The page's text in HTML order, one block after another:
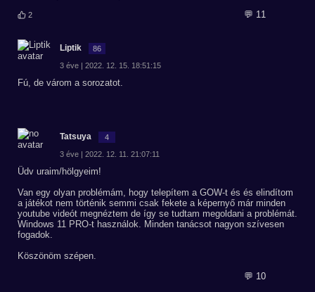
2 💬 11
Liptik 86
3 éve | 2022. 12. 15. 18:51:15
Fú, de várom a sorozatot.
Tatsuya 4
3 éve | 2022. 12. 11. 21:07:11
Üdv uraim/hölgyeim!
Van egy olyan problémám, hogy telepítem a GOW-t és és elindítom
a játékot nem történik semmi csak fekete a képernyő már minden
youtube videót megnéztem de így se tudtam megoldani a problémát.
Windows 11 PRO-t használok. Minden tanácsot nagyon szívesen
fogadok.
Köszönöm szépen.
💬 10